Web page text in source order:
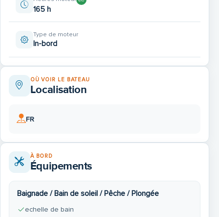
165 h
Type de moteur
In-bord
OÙ VOIR LE BATEAU
Localisation
FR
À BORD
Équipements
Baignade / Bain de soleil / Pêche / Plongée
echelle de bain